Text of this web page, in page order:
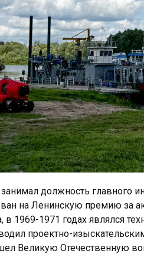
должность главного
на Ленинскую премию за
в 1969-1971 годах являлся
проектно-
Великую Отечественную